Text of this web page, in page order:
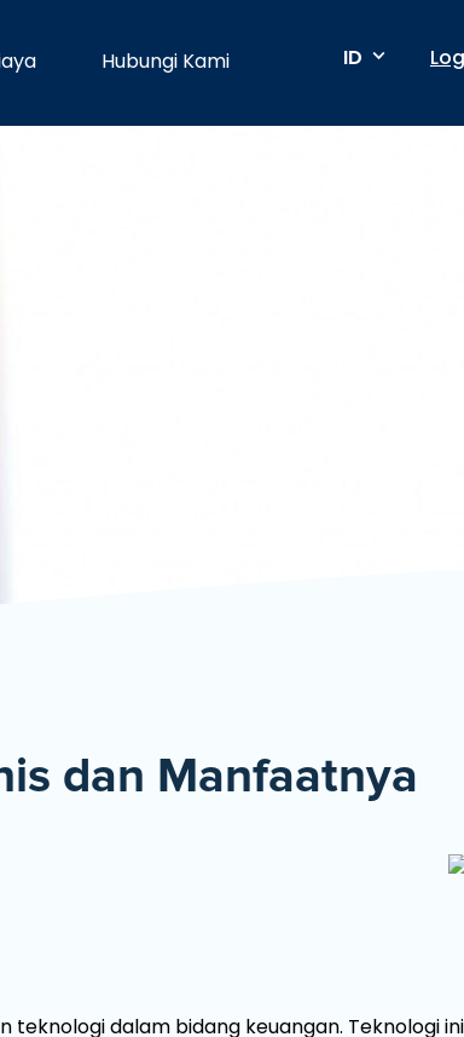
Hubungi Kami ID
dan Manfaatnya
teknologi dalam bidang keuangan. Teknologi